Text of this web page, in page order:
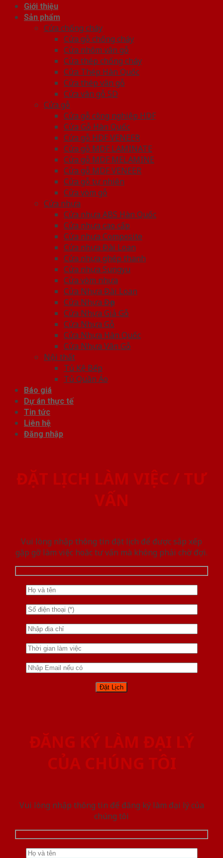
Giới thiệu
Sản phẩm
Cửa chống cháy
Cửa gỗ chống cháy
Cửa nhôm vân gỗ
Cửa thép chống cháy
Cửa Thép Hàn Quốc
Cửa thép vân gỗ
Cửa vân gỗ 5D
Cửa gỗ
Cửa gỗ công nghiệp HDF
Cửa Gỗ Hàn Quốc
Cửa gỗ HDF VENEER
Cửa gỗ MDF LAMINATE
Cửa gỗ MDF MELAMINE
Cửa gỗ MDF VENEER
Cửa gỗ tự nhiên
Cửa vòm gỗ
Cửa nhựa
Cửa nhựa ABS Hàn Quốc
Cửa nhựa cao cấp
Cửa nhựa Composite
Cửa nhựa Đài Loan
Cửa nhựa ghép thanh
Cửa nhựa Sungyu
Cửa vòm nhựa
Cửa Nhựa Đài Loan
Cửa Nhựa Đẹp
Cửa Nhựa Giả Gỗ
Cửa Nhựa Gỗ
Cửa Nhựa Hàn Quốc
Cửa Nhựa Vân Gỗ
Nội thất
Tủ Kệ Bếp
Tủ Quần Áo
Báo giá
Dự án thực tế
Tin tức
Liên hệ
Đăng nhập
ĐẶT LỊCH LÀM VIỆC / TƯ
VẤN
Vui lòng nhập thông tin đặt lịch để được sắp xếp
gặp gỡ làm việc hoăc tư vấn mà không phải chờ đợi.
ĐĂNG KÝ LÀM ĐẠI LÝ
CỦA CHÚNG TÔI
Vui lòng nhập thông tin để đăng ký làm đại lý của
chúng tôi